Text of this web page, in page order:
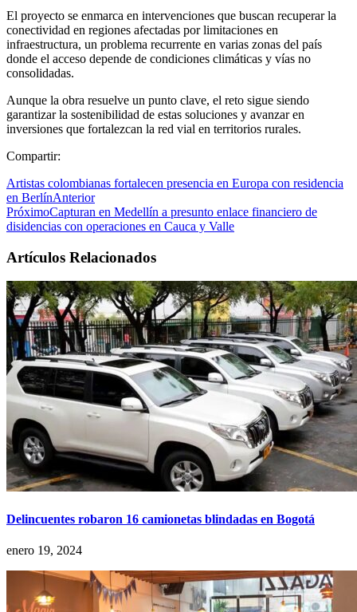
El proyecto se enmarca en intervenciones que buscan recuperar la
conectividad en regiones afectadas por limitaciones en
infraestructura, un problema recurrente en varias zonas del país
donde el acceso depende de condiciones climáticas y vías no
consolidadas.
Aunque la obra resuelve un punto clave, el reto sigue siendo
garantizar la sostenibilidad de estas soluciones y avanzar en
inversiones que fortalezcan la red vial en territorios rurales.
Compartir:
Artistas colombianas fortalecen presencia en Europa con residencia
en BerlínAnterior
PróximoCapturan en Medellín a presunto enlace financiero de
disidencias con operaciones en Cauca y Valle
Artículos Relacionados
Delincuentes robaron 16 camionetas blindadas en Bogotá
enero 19, 2024